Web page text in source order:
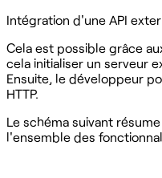
Intégration d'une API
Cela est possible grâce
cela initialiser un serveur
Ensuite, le développeur
HTTP.
Le schéma suivant
l'ensemble des